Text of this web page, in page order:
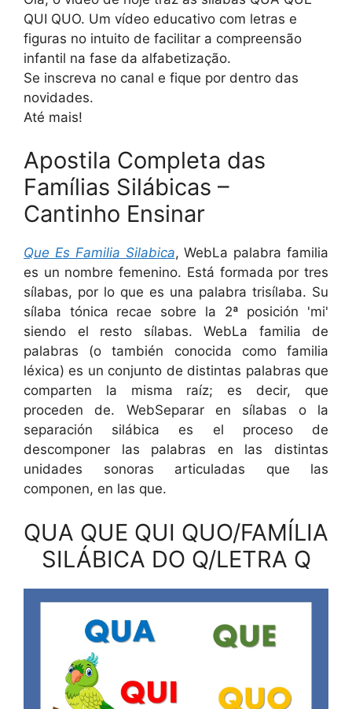
QUI QUO. Um vídeo educativo com letras e
figuras no intuito de facilitar a compreensão
infantil na fase da alfabetização.
Se inscreva no canal e fique por dentro das
novidades.
Até mais!
Apostila Completa das
Famílias Silábicas –
Cantinho Ensinar
Que Es Familia Silabica, WebLa palabra familia
es un nombre femenino. Está formada por tres
sílabas, por lo que es una palabra trisílaba. Su
sílaba tónica recae sobre la 2ª posición 'mi'
siendo el resto sílabas. WebLa familia de
palabras (o también conocida como familia
léxica) es un conjunto de distintas palabras que
comparten la misma raíz; es decir, que
proceden de. WebSeparar en sílabas o la
separación silábica es el proceso de
descomponer las palabras en las distintas
unidades sonoras articuladas que las
componen, en las que.
QUA QUE QUI QUO/FAMÍLIA
SILÁBICA DO Q/LETRA Q